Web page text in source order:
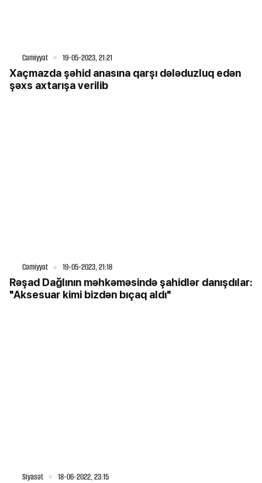
Cəmiyyət 19-05-2023, 21:21
Xaçmazda şəhid anasına qarşı dələduzluq edən
şəxs axtarışa verilib
Cəmiyyət 19-05-2023, 21:18
Rəşad Dağlının məhkəməsində şahidlər danışdılar:
"Aksesuar kimi bizdən bıçaq aldı"
Siyasət 18-06-2022, 23:15